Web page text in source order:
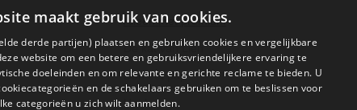
Alleen met premium
De kat van Lien
Don eet pap
Het boek
maakt gebruik van cookies.
derde partijen) plaatsen en gebruiken cookies en vergelijkbare
website om een ​​betere en gebruiksvriendelijkere ervaring te
doeleinden en om relevante en gerichte reclame te bieden. U
en de schakelaars gebruiken om te beslissen voor
categorieën u zich wilt aanmelden.